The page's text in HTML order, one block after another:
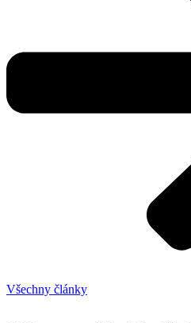
Všechny články